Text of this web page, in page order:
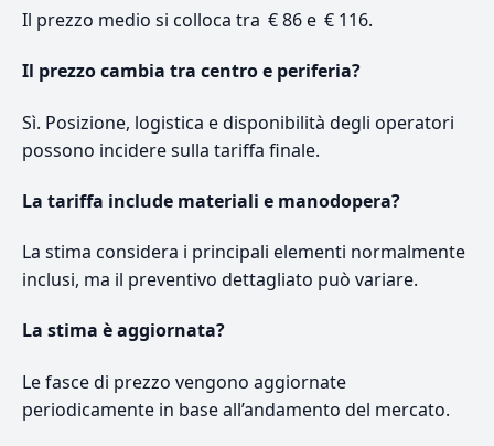
Il prezzo medio si colloca tra € 86 e € 116.
Il prezzo cambia tra centro e periferia?
Sì. Posizione, logistica e disponibilità degli operatori
possono incidere sulla tariffa finale.
La tariffa include materiali e manodopera?
La stima considera i principali elementi normalmente
inclusi, ma il preventivo dettagliato può variare.
La stima è aggiornata?
Le fasce di prezzo vengono aggiornate
periodicamente in base all’andamento del mercato.